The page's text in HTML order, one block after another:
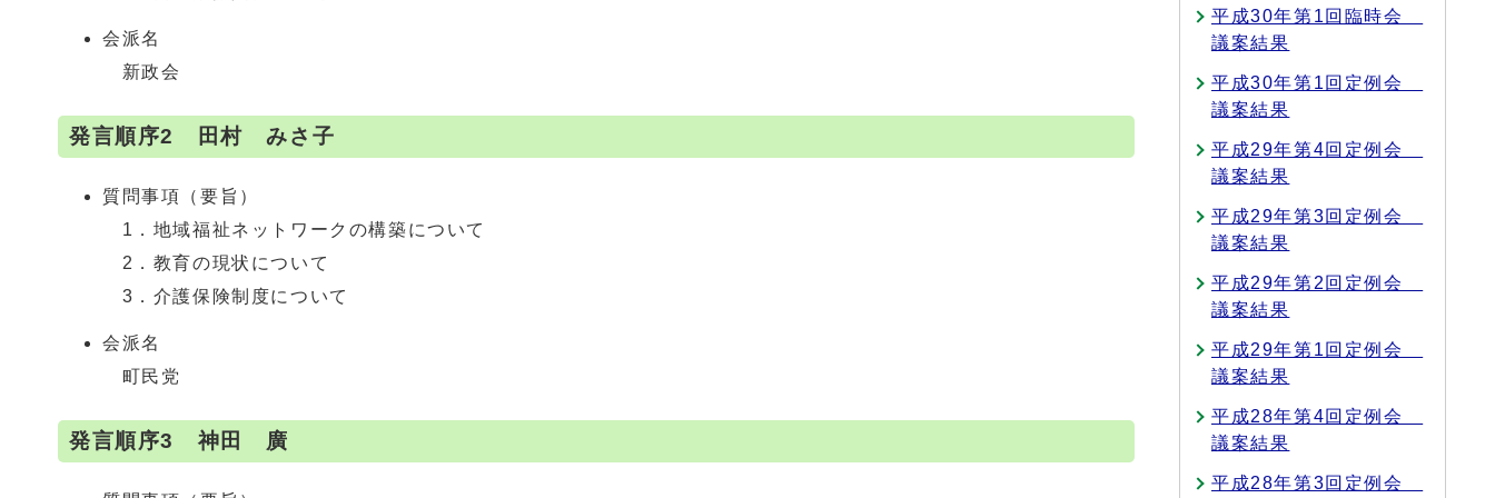
会派名
新政会
発言順序2 田村 みさ子
質問事項（要旨）
1．地域福祉ネットワークの構築について
2．教育の現状について
3．介護保険制度について
会派名
町民党
発言順序3 神田 廣
平成30年第1回臨時会
議案結果
平成30年第1回定例会
議案結果
平成29年第4回定例会
議案結果
平成29年第3回定例会
議案結果
平成29年第2回定例会
議案結果
平成29年第1回定例会
議案結果
平成28年第4回定例会
議案結果
平成28年第3回定例会